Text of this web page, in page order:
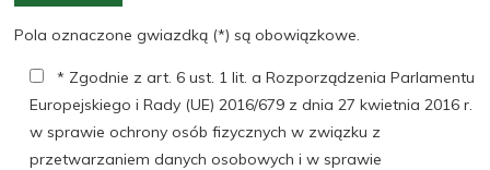
Pola oznaczone gwiazdką (*) są obowiązkowe.
* Zgodnie z art. 6 ust. 1 lit. a Rozporządzenia Parlamentu
Europejskiego i Rady (UE) 2016/679 z dnia 27 kwietnia 2016 r.
w sprawie ochrony osób fizycznych w związku z
przetwarzaniem danych osobowych i w sprawie